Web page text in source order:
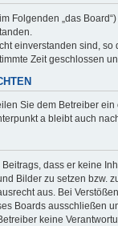
Folgenden „das
einverstanden sind,
Zeit geschlossen
Sie dem Betreiber
a bleibt auch
dass er keine
Bilder zu setzen bzw.
aus. Bei
Boards ausschließen
keine